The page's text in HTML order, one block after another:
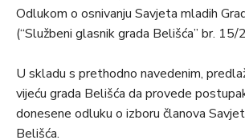
Odlukom o osnivanju Savjeta mladih
(“Službeni glasnik grada Belišća” br. 15/
U skladu s prethodno navedenim,
vijeću grada Belišća da provede
donesene odluku o izboru članova
Belišća.